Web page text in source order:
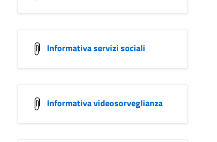
Informativa servizi sociali
Informativa videosorveglianza